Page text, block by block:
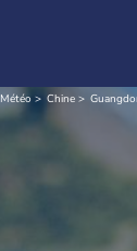
Météo Chine